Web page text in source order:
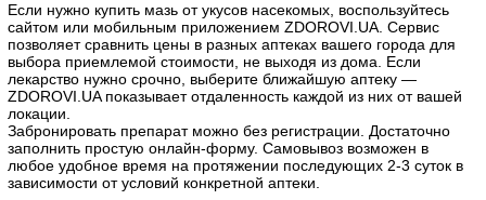
Если нужно купить мазь от укусов насекомых, воспользуйтесь
сайтом или мобильным приложением ZDOROVI.UA. Сервис
позволяет сравнить цены в разных аптеках вашего города для
выбора приемлемой стоимости, не выходя из дома. Если
лекарство нужно срочно, выберите ближайшую аптеку —
ZDOROVI.UA показывает отдаленность каждой из них от вашей
локации.
Забронировать препарат можно без регистрации. Достаточно
заполнить простую онлайн-форму. Самовывоз возможен в
любое удобное время на протяжении последующих 2-3 суток в
зависимости от условий конкретной аптеки.